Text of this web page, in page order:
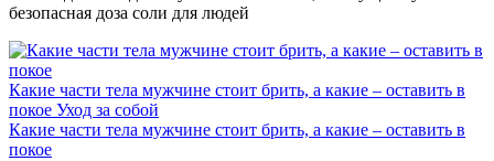
безопасная доза соли для людей
Какие части тела мужчине стоит брить, а какие – оставить в
покое Уход за собой
Какие части тела мужчине стоит брить, а какие – оставить в
покое